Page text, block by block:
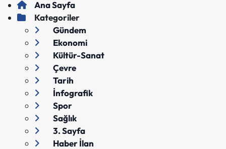
Ana Sayfa
Kategoriler
Gündem
Ekonomi
Kültür-Sanat
Çevre
Tarih
İnfografik
Spor
Sağlık
3. Sayfa
Haber İlan